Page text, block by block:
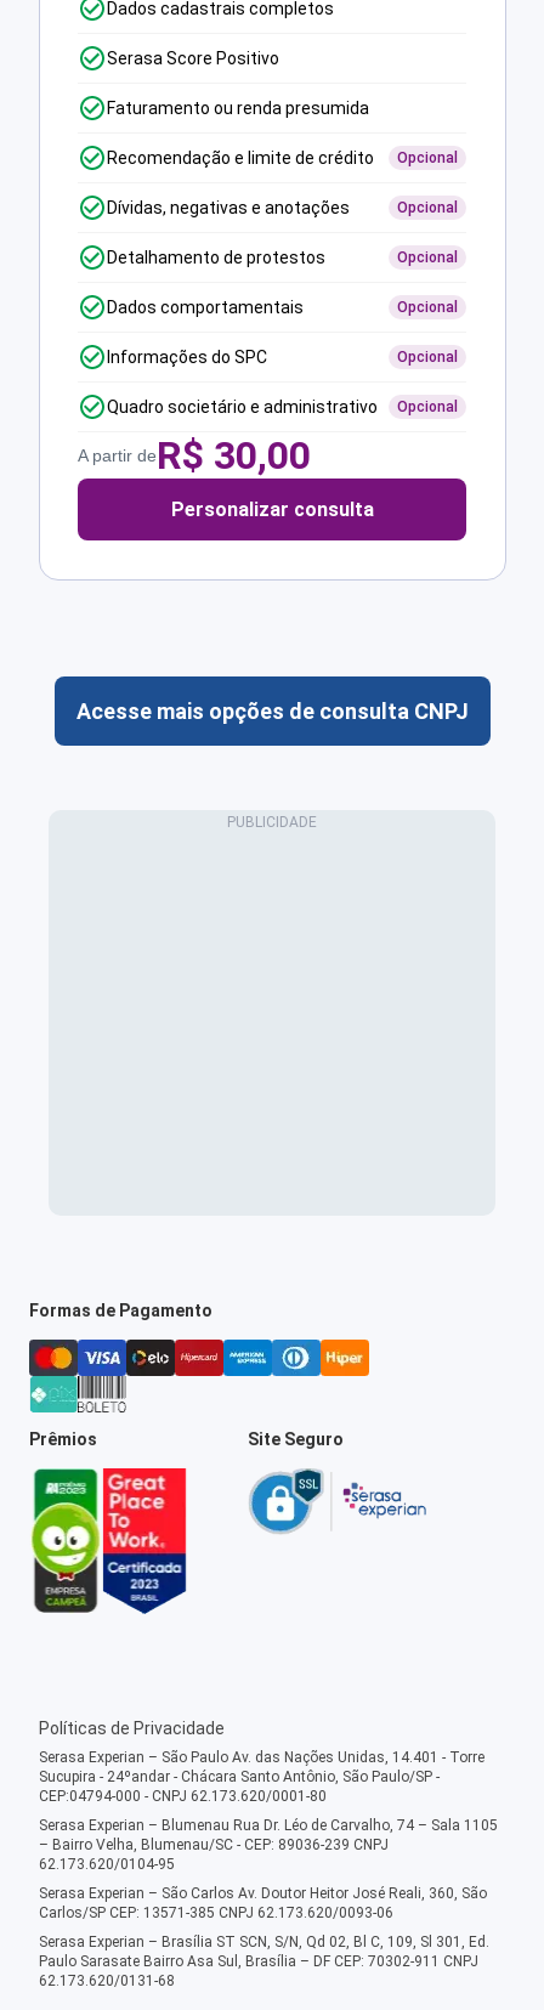
Dados cadastrais completos
Serasa Score Positivo
Faturamento ou renda presumida
Recomendação e limite de crédito Opcional
Dívidas, negativas e anotações Opcional
Detalhamento de protestos Opcional
Dados comportamentais Opcional
Informações do SPC Opcional
Quadro societário e administrativo Opcional
A partir deR$ 30,00
Personalizar consulta
Acesse mais opções de consulta CNPJ
Formas de Pagamento
Prêmios Site Seguro
Políticas de Privacidade
Serasa Experian – São Paulo Av. das Nações Unidas, 14.401 - Torre
Sucupira - 24ºandar - Chácara Santo Antônio, São Paulo/SP -
CEP:04794-000 - CNPJ 62.173.620/0001-80
Serasa Experian – Blumenau Rua Dr. Léo de Carvalho, 74 – Sala 1105
– Bairro Velha, Blumenau/SC - CEP: 89036-239 CNPJ
62.173.620/0104-95
Serasa Experian – São Carlos Av. Doutor Heitor José Reali, 360, São
Carlos/SP CEP: 13571-385 CNPJ 62.173.620/0093-06
Serasa Experian – Brasília ST SCN, S/N, Qd 02, Bl C, 109, Sl 301, Ed.
Paulo Sarasate Bairro Asa Sul, Brasília – DF CEP: 70302-911 CNPJ
62.173.620/0131-68